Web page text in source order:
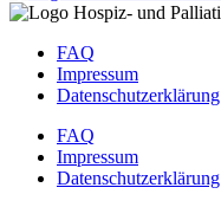
FAQ
Impressum
Datenschutzerklärung
FAQ
Impressum
Datenschutzerklärung